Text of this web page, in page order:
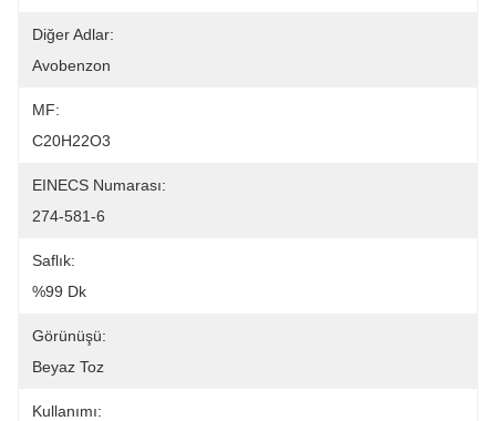
Diğer Adlar:
Avobenzon
MF:
C20H22O3
EINECS Numarası:
274-581-6
Saflık:
%99 Dk
Görünüşü:
Beyaz Toz
Kullanımı: